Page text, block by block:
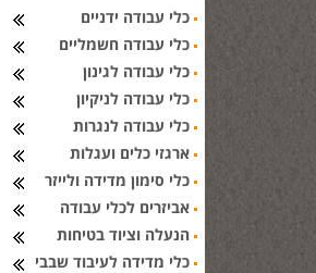
כלי עבודה ידניים
כלי עבודה חשמליים
כלי עבודה לגינון
כלי עבודה לניקיון
כלי עבודה לנגרות
ארגזי כלים ועגלות
כלי סימון מדידה ולייזר
אביזרים לכלי עבודה
הנעלה וציוד בטיחות
כלי מדידה לעיבוד שבבי